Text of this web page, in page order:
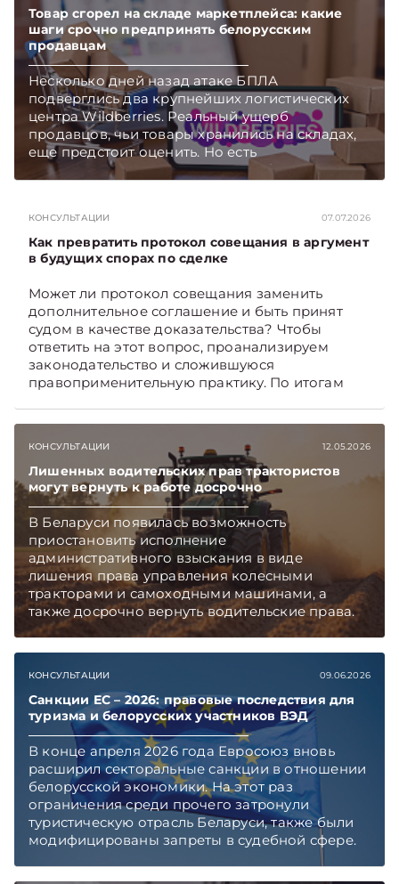
Товар сгорел на складе маркетплейса: какие
шаги срочно предпринять белорусским
продавцам
Несколько дней назад атаке БПЛА
подверглись два крупнейших логистических
центра Wildberries. Реальный ущерб
продавцов, чьи товары хранились на складах,
еще предстоит оценить. Но есть
первоочередные шаги, которые белорусские
компании «Экономические споры» Наталия
ТАБАЛА. Подписывайтесь на Telegram‑канал и
Viber. Главное об экономике Беларуси —
КОНСУЛЬТАЦИИ 07.07.2026
Как превратить протокол совещания в аргумент
в будущих спорах по сделке
Может ли протокол совещания заменить
дополнительное соглашение и быть принят
судом в качестве доказательства? Чтобы
ответить на этот вопрос, проанализируем
законодательство и сложившуюся
правоприменительную практику. По итогам
Главное об экономике Беларуси — раньше,
чем в новостях TelegramViber
КОНСУЛЬТАЦИИ 12.05.2026
Лишенных водительских прав трактористов
могут вернуть к работе досрочно
В Беларуси появилась возможность
приостановить исполнение
административного взыскания в виде
лишения права управления колесными
тракторами и самоходными машинами, а
также досрочно вернуть водительские права.
Механизм предусмотрен в обновленном
чтобы не пропускать новые статьи
TelegramViber
КОНСУЛЬТАЦИИ 09.06.2026
Санкции ЕС – 2026: правовые последствия для
туризма и белорусских участников ВЭД
В конце апреля 2026 года Евросоюз вновь
расширил секторальные санкции в отношении
белорусской экономики. На этот раз
ограничения среди прочего затронули
туристическую отрасль Беларуси, также были
модифицированы запреты в судебной сфере.
Правовой контекст и последствия введения